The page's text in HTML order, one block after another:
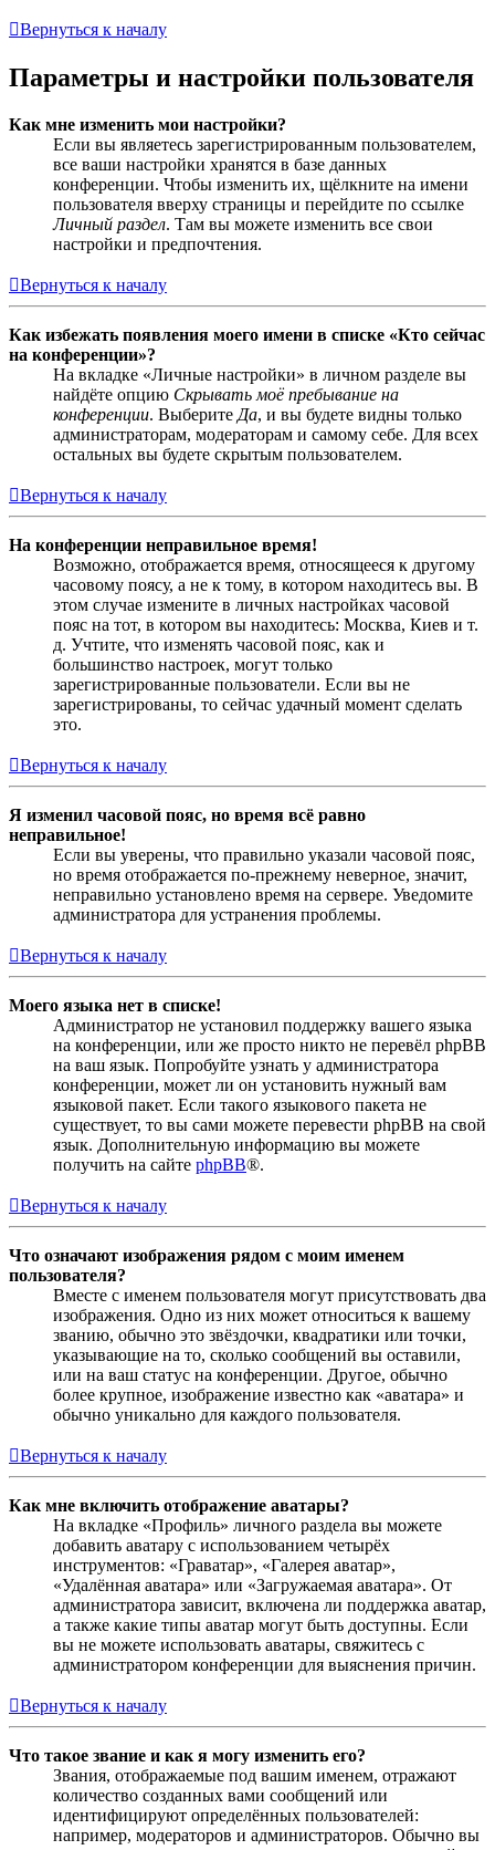
Вернуться к началу
Параметры и настройки пользователя
Как мне изменить мои настройки?
Если вы являетесь зарегистрированным пользователем,
все ваши настройки хранятся в базе данных
конференции. Чтобы изменить их, щёлкните на имени
пользователя вверху страницы и перейдите по ссылке
Личный раздел. Там вы можете изменить все свои
настройки и предпочтения.
Вернуться к началу
Как избежать появления моего имени в списке «Кто сейчас
на конференции»?
На вкладке «Личные настройки» в личном разделе вы
найдёте опцию Скрывать моё пребывание на
конференции. Выберите Да, и вы будете видны только
администраторам, модераторам и самому себе. Для всех
остальных вы будете скрытым пользователем.
Вернуться к началу
На конференции неправильное время!
Возможно, отображается время, относящееся к другому
часовому поясу, а не к тому, в котором находитесь вы. В
этом случае измените в личных настройках часовой
пояс на тот, в котором вы находитесь: Москва, Киев и т.
д. Учтите, что изменять часовой пояс, как и
большинство настроек, могут только
зарегистрированные пользователи. Если вы не
зарегистрированы, то сейчас удачный момент сделать
это.
Вернуться к началу
Я изменил часовой пояс, но время всё равно
неправильное!
Если вы уверены, что правильно указали часовой пояс,
но время отображается по-прежнему неверное, значит,
неправильно установлено время на сервере. Уведомите
администратора для устранения проблемы.
Вернуться к началу
Моего языка нет в списке!
Администратор не установил поддержку вашего языка
на конференции, или же просто никто не перевёл phpBB
на ваш язык. Попробуйте узнать у администратора
конференции, может ли он установить нужный вам
языковой пакет. Если такого языкового пакета не
существует, то вы сами можете перевести phpBB на свой
язык. Дополнительную информацию вы можете
получить на сайте phpBB®.
Вернуться к началу
Что означают изображения рядом с моим именем
пользователя?
Вместе с именем пользователя могут присутствовать два
изображения. Одно из них может относиться к вашему
званию, обычно это звёздочки, квадратики или точки,
указывающие на то, сколько сообщений вы оставили,
или на ваш статус на конференции. Другое, обычно
более крупное, изображение известно как «аватара» и
обычно уникально для каждого пользователя.
Вернуться к началу
Как мне включить отображение аватары?
На вкладке «Профиль» личного раздела вы можете
добавить аватару с использованием четырёх
инструментов: «Граватар», «Галерея аватар»,
«Удалённая аватара» или «Загружаемая аватара». От
администратора зависит, включена ли поддержка аватар,
а также какие типы аватар могут быть доступны. Если
вы не можете использовать аватары, свяжитесь с
администратором конференции для выяснения причин.
Вернуться к началу
Что такое звание и как я могу изменить его?
Звания, отображаемые под вашим именем, отражают
количество созданных вами сообщений или
идентифицируют определённых пользователей:
например, модераторов и администраторов. Обычно вы